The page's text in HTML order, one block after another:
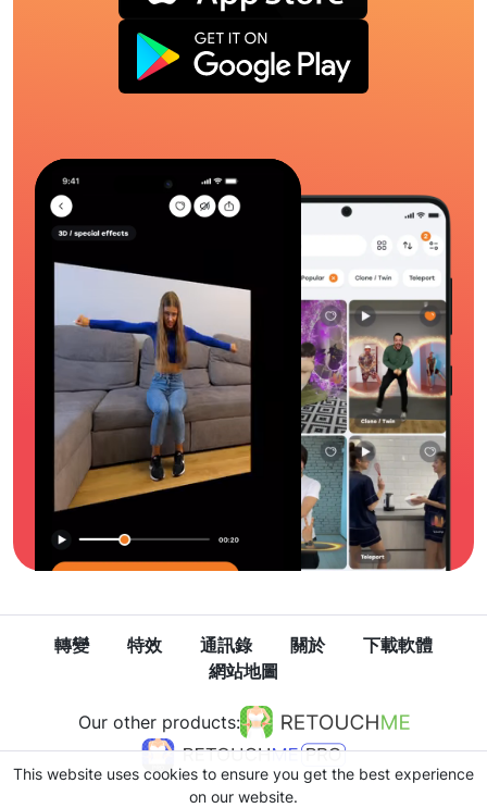
轉變 特效 通訊錄 關於
下載軟體
網站地圖
Our other products:
This website uses cookies to ensure you get the best experience
on our website.